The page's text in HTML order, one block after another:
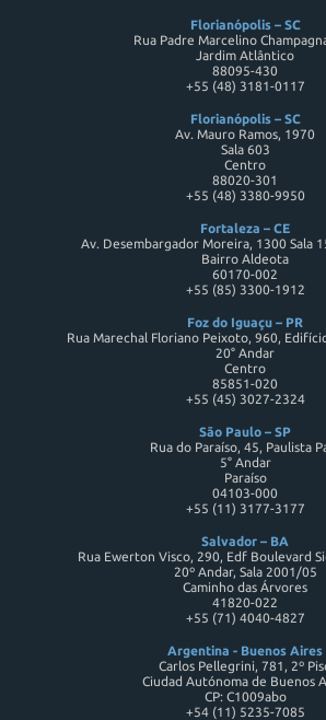
Florianópolis – SC
Rua Padre Marcelino
Jardim Atlântico
88095-430
+55 (48) 3181-0117
Florianópolis – SC
Av. Mauro Ramos, 1970
Sala 603
Centro
88020-301
+55 (48) 3380-9950
Fortaleza – CE
Av. Desembargador Moreira, 1300 Sala
Bairro Aldeota
60170-002
+55 (85) 3300-1912
Foz do Iguaçu – PR
Rua Marechal Floriano Peixoto, 960,
20° Andar
Centro
85851-020
+55 (45) 3027-2324
São Paulo – SP
Rua do Paraíso, 45, Paulista
5° Andar
Paraíso
04103-000
+55 (11) 3177-3177
Salvador – BA
Rua Ewerton Visco, 290, Edf Boulevard
20º Andar, Sala 2001/05
Caminho das Árvores
41820-022
+55 (71) 4040-4827
Argentina - Buenos Aires
Carlos Pellegrini, 781, 2º
Ciudad Autónoma de Buenos
CP: C1009abo
+54 (11) 5235-7085